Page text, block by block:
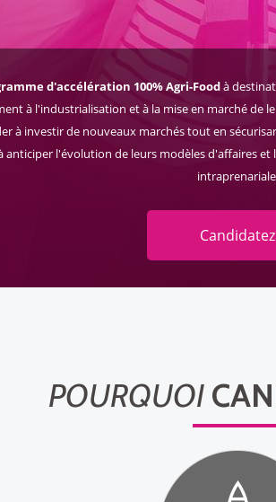
d'accélération 100% Agri-Foodà
à l'industrialisation et à la mise en marché de
à investir de nouveaux marchés tout en
anticiper l'évolution de leurs modèles d'affaires
Candidatez
POURQUOI